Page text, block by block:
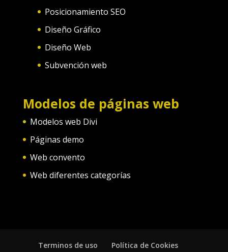
Posicionamiento SEO
Diseño Gráfico
Diseño Web
Subvención web
Modelos de páginas web
Modelos web Divi
Páginas demo
Web convento
Web diferentes categorías
Terminos de uso Política de Cookies